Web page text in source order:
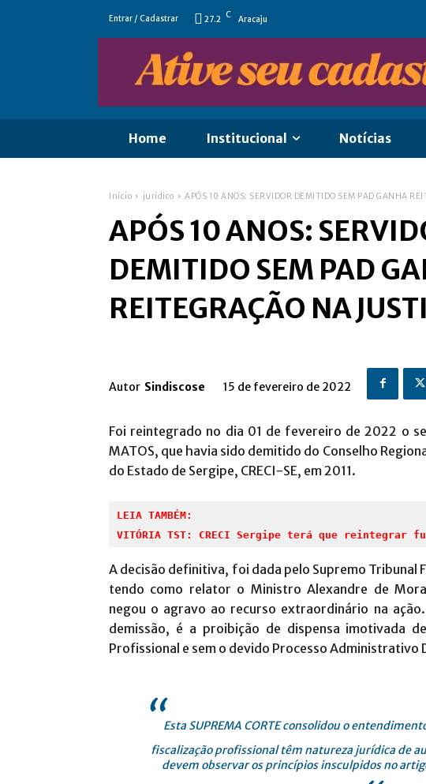
Entrar / Cadastrar 27.2 C Aracaju
Home Institucional Notícias
Início jurídico APÓS 10 ANOS: SERVIDOR DEMITIDO SEM PAD GANHA
APÓS 10 ANOS:
DEMITIDO SEM PAD
REITEGRAÇÃO NA
Autor Sindiscose 15 de fevereiro de 2022
Foi reintegrado no dia 01 de fevereiro de 2022 o
MATOS, que havia sido demitido do Conselho
do Estado de Sergipe, CRECI-SE, em 2011.
LEIA TAMBÉM:
VITÓRIA TST: CRECI Sergipe terá que reintegrar
A decisão definitiva, foi dada pelo Supremo Tribunal
tendo como relator o Ministro Alexandre de
negou o agravo ao recurso extraordinário na
demissão, é a proibição de dispensa imotivada
Profissional e sem o devido Processo Administrativo
“Esta SUPREMA CORTE consolidou o
fiscalização profissional têm natureza jurídica de
devem observar os princípios insculpidos no